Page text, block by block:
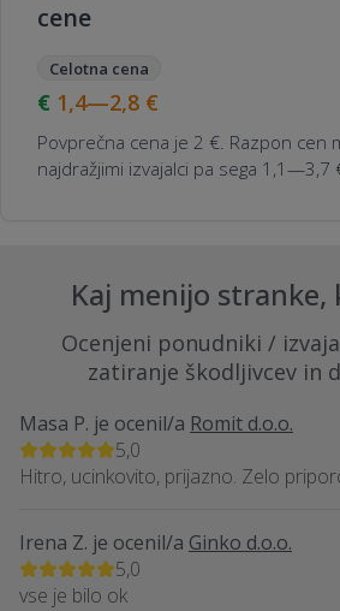
cene
Celotna cena
1,4—2,8 €
Povprečna cena je 2 €. Razpon cen
najdražjimi izvajalci pa sega 1,1—3,7
Kaj menijo stranke,
Ocenjeni ponudniki /
zatiranje škodljivcev in
Masa P. je ocenil/a Romit d.o.o.
5,0
Hitro, ucinkovito, prijazno. Zelo
Irena Z. je ocenil/a Ginko d.o.o.
5,0
vse je bilo ok